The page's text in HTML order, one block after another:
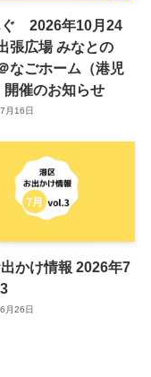
ぐ 2026年10月24
張広場 みなとの
なごホーム（港児
開催のお知らせ
月16日
かけ情報 2026年7
月26日